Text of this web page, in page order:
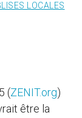
LOCALES
(ZENIT.org)
être la